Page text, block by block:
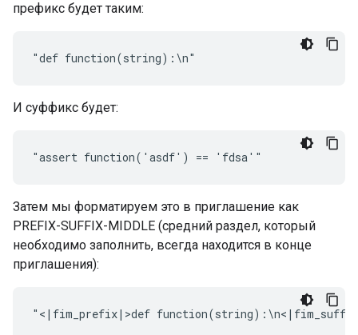
префикс будет таким:
И суффикс будет:
Затем мы форматируем это в приглашение как
PREFIX-SUFFIX-MIDDLE (средний раздел, который
необходимо заполнить, всегда находится в конце
приглашения):